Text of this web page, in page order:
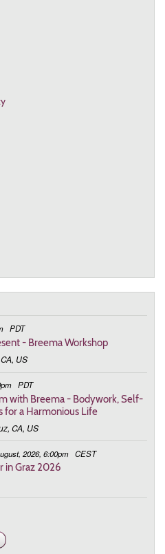
PDT
- Breema Workshop
US
PDT
with Breema - Bodywork, Self-
for a Harmonious Life
CA, US
2026, 6:00pm CEST
in Graz 2026